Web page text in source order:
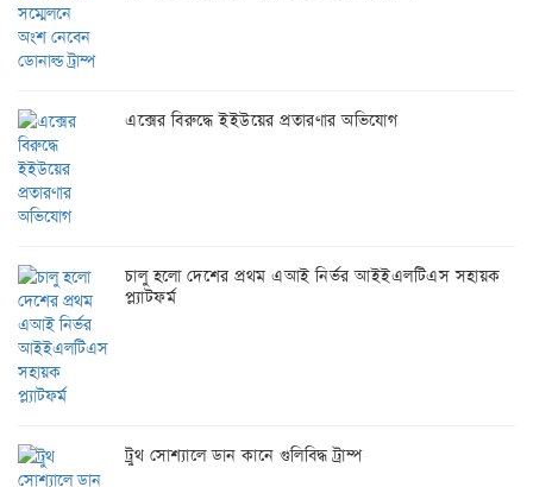
এক্সের বিরুদ্ধে ইইউয়ের প্রতারণার অভিযোগ
চালু হলো দেশের প্রথম এআই নির্ভর আইইএলটিএস সহায়ক
প্ল্যাটফর্ম
ট্রুথ সোশ্যালে ডান কানে গুলিবিদ্ধ ট্রাম্প